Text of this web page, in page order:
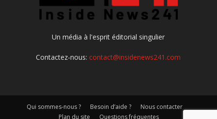
Un média à l'esprit éditorial singulier
Contactez-nous:contact@insidenews241.com
Qui sommes-nous ? Besoin d’aide ?
Nous contacter
Plan du site
Questions fréquentes